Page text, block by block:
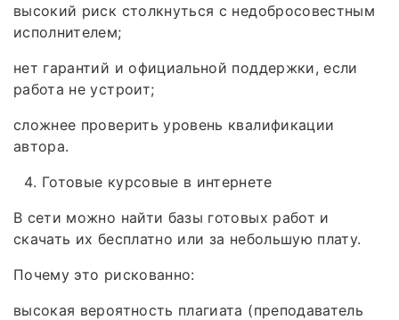
высокий риск столкнуться с недобросовестным
исполнителем;
нет гарантий и официальной поддержки, если
работа не устроит;
сложнее проверить уровень квалификации
автора.
Готовые курсовые в интернете
В сети можно найти базы готовых работ и
скачать их бесплатно или за небольшую плату.
Почему это рискованно:
высокая вероятность плагиата (преподаватель